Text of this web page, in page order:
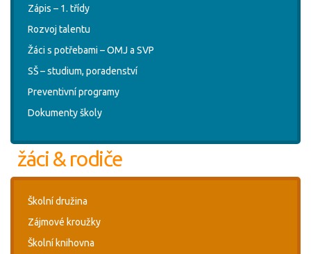
Zápis – 1. třídy
Rozvoj talentu
Žáci s potřebami – OMJ a SVP
SŠ – studium, poradenství
Preventivní programy
Dokumenty školy
žáci & rodiče
Školní družina
Zájmové kroužky
Školní knihovna